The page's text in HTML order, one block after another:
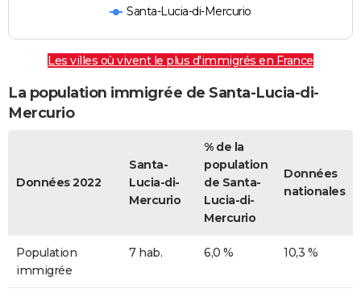
Santa-Lucia-di-Mercurio
Les villes où vivent le plus d'immigrés en France
La population immigrée de Santa-Lucia-di-
Mercurio
Données 2022
Santa-
Lucia-di-
Mercurio
% de la
population
de Santa-
Lucia-di-
Mercurio
Données
nationales
Population
immigrée
7 hab. 6,0 % 10,3 %